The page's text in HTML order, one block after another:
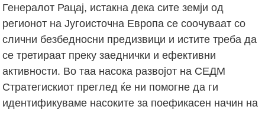
Генералот Рацај, истакна дека сите земји од
регионот на Југоисточна Европа се соочуваат со
слични безбедносни предизвици и истите треба да
се третираат преку заеднички и ефективни
активности. Во таа насока развојот на СЕДМ
Стратегискиот преглед ќе ни помогне да ги
идентификуваме насоките за поефикасен начин на